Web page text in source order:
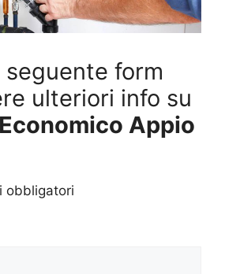
seguente form
ulteriori info su
Appio
obbligatori